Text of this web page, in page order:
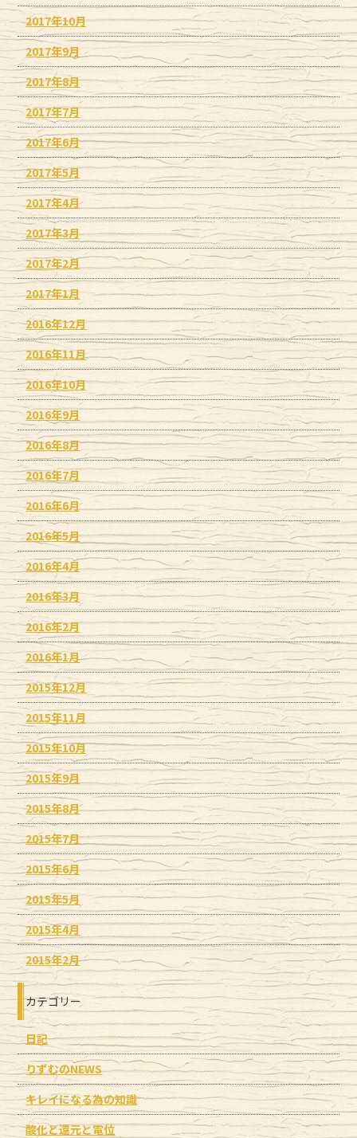
2017年10月
2017年9月
2017年8月
2017年7月
2017年6月
2017年5月
2017年4月
2017年3月
2017年2月
2017年1月
2016年12月
2016年11月
2016年10月
2016年9月
2016年8月
2016年7月
2016年6月
2016年5月
2016年4月
2016年3月
2016年2月
2016年1月
2015年12月
2015年11月
2015年10月
2015年9月
2015年8月
2015年7月
2015年6月
2015年5月
2015年4月
2015年2月
カテゴリー
日記
りずむのNEWS
キレイになる為の知識
酸化と還元と電位